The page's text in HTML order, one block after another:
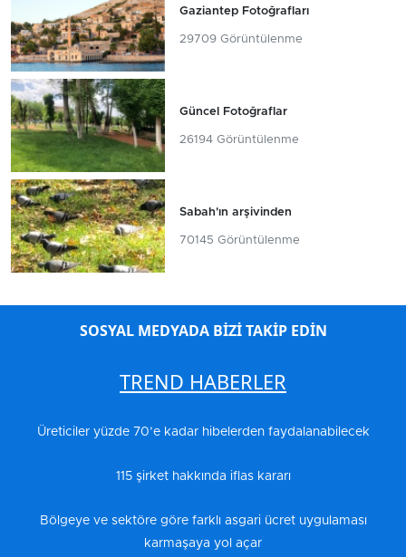
Gaziantep Fotoğrafları
29709 Görüntülenme
Güncel Fotoğraflar
26194 Görüntülenme
Sabah'ın arşivinden
70145 Görüntülenme
SOSYAL MEDYADA BİZİ TAKİP EDİN
TREND HABERLER
Üreticiler yüzde 70’e kadar hibelerden faydalanabilecek
115 şirket hakkında iflas kararı
Bölgeye ve sektöre göre farklı asgari ücret uygulaması
karmaşaya yol açar